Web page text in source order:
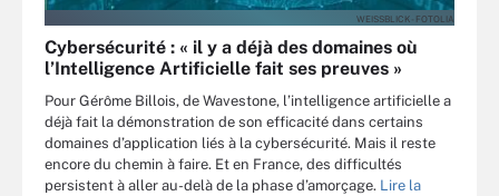
WEISSBLICK - FOTOLIA
Cybersécurité : « il y a déjà des domaines où
l’Intelligence Artificielle fait ses preuves »
Pour Gérôme Billois, de Wavestone, l’intelligence artificielle a
déjà fait la démonstration de son efficacité dans certains
domaines d’application liés à la cybersécurité. Mais il reste
encore du chemin à faire. Et en France, des difficultés
persistent à aller au-delà de la phase d’amorçage. Lire la